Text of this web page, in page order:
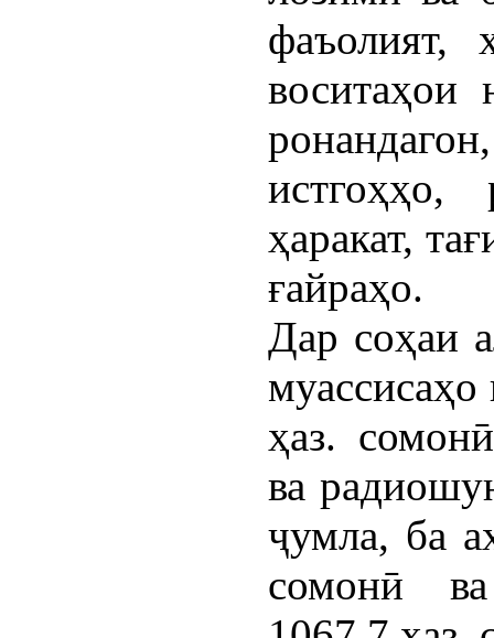
фаъолият,
воситаҳои
истгоҳҳо,
ҳаракат,
ғайраҳо.
Дар соҳаи
муассисаҳо
ҳаз.
ва
ҷумла, ба
сомонӣ